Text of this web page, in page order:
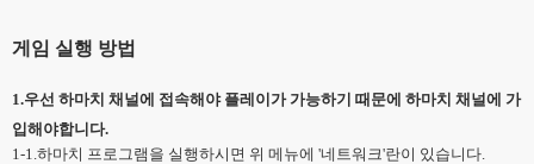
게임 실행 방법
1.우선 하마치 채널에 접속해야 플레이가 가능하기 때문에 하마치 채널에 가
입해야합니다.
1-1.하마치 프로그램을 실행하시면 위 메뉴에 '네트워크'란이 있습니다.